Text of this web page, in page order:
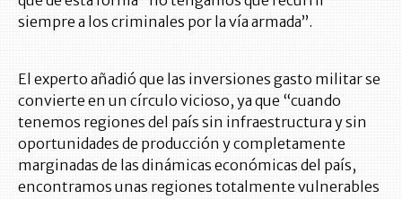
siempre a los criminales por la vía armada”.
El experto añadió que las inversiones gasto militar se
convierte en un círculo vicioso, ya que “cuando
tenemos regiones del país sin infraestructura y sin
oportunidades de producción y completamente
marginadas de las dinámicas económicas del país,
encontramos unas regiones totalmente vulnerables